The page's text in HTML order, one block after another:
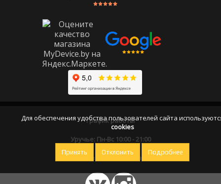
График работы
Уручье: Пн-Вс 10:00 - 21:00
Оставайтесь на связи
Для обеспечения удобства пользователей сайта
cookies
Принять Отклонить Подробнее